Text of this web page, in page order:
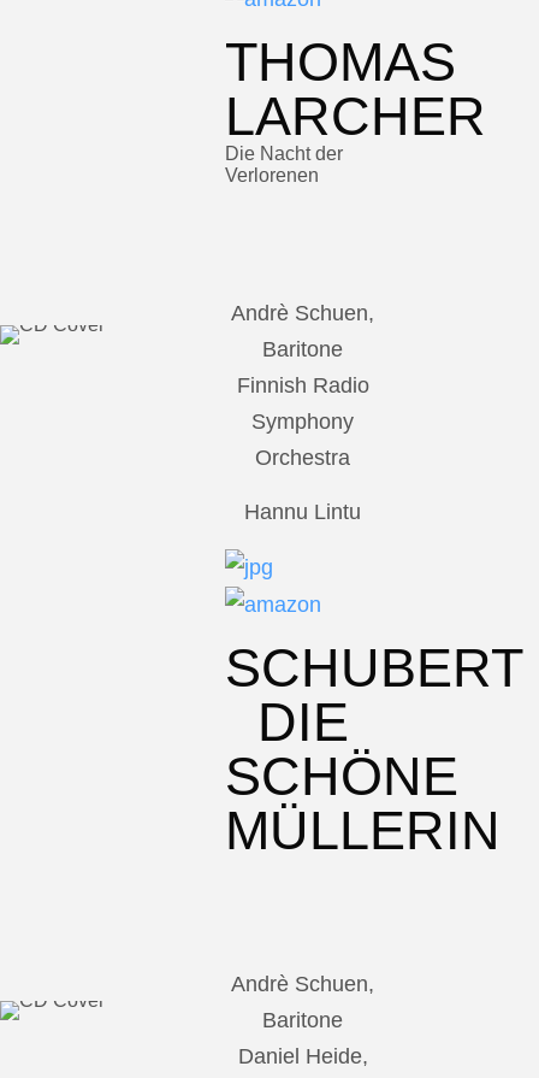
THOMAS
LARCHER
Die Nacht der
Verlorenen
Andrè Schuen,
Baritone
Finnish Radio
Symphony
Orchestra
Hannu Lintu
SCHUBERT
DIE
SCHÖNE
MÜLLERIN
Andrè Schuen,
Baritone
Daniel Heide,